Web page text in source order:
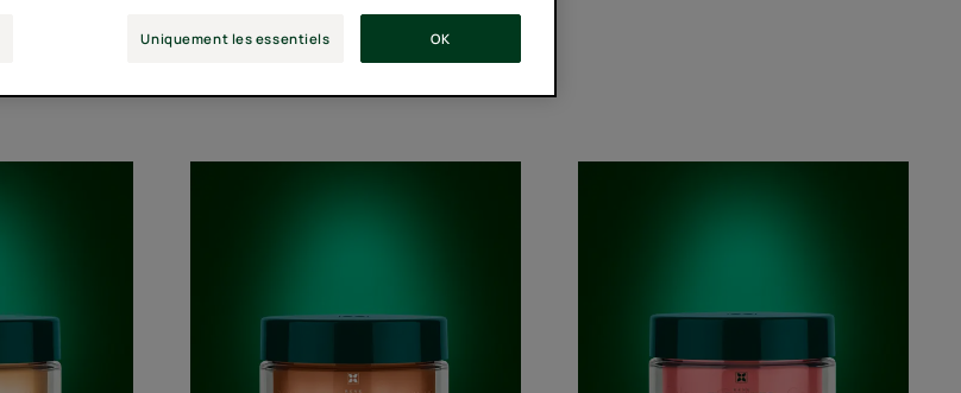
Uniquement les essentiels OK